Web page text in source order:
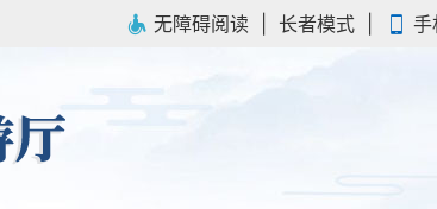
无障碍阅读 长者模式 手